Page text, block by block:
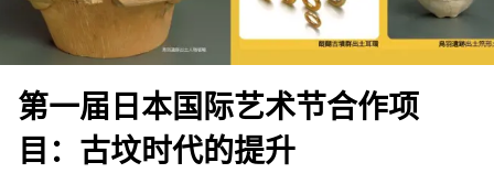
第一届日本国际艺术节合作项
目：古坟时代的提升